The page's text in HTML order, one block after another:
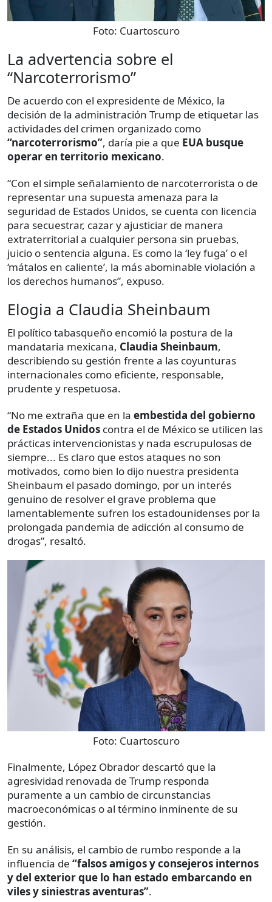
Foto: Cuartoscuro
La advertencia sobre el
“Narcoterrorismo”
De acuerdo con el expresidente de México, la
decisión de la administración Trump de etiquetar las
actividades del crimen organizado como
“narcoterrorismo”, daría pie a que EUA busque
operar en territorio mexicano.
“Con el simple señalamiento de narcoterrorista o de
representar una supuesta amenaza para la
seguridad de Estados Unidos, se cuenta con licencia
para secuestrar, cazar y ajusticiar de manera
extraterritorial a cualquier persona sin pruebas,
juicio o sentencia alguna. Es como la ‘ley fuga’ o el
‘mátalos en caliente’, la más abominable violación a
los derechos humanos”, expuso.
Elogia a Claudia Sheinbaum
El político tabasqueño encomió la postura de la
mandataria mexicana, Claudia Sheinbaum,
describiendo su gestión frente a las coyunturas
internacionales como eficiente, responsable,
prudente y respetuosa.
“No me extraña que en la embestida del gobierno
de Estados Unidos contra el de México se utilicen las
prácticas intervencionistas y nada escrupulosas de
siempre... Es claro que estos ataques no son
motivados, como bien lo dijo nuestra presidenta
Sheinbaum el pasado domingo, por un interés
genuino de resolver el grave problema que
lamentablemente sufren los estadounidenses por la
prolongada pandemia de adicción al consumo de
drogas”, resaltó.
Foto: Cuartoscuro
Finalmente, López Obrador descartó que la
agresividad renovada de Trump responda
puramente a un cambio de circunstancias
macroeconómicas o al término inminente de su
gestión.
En su análisis, el cambio de rumbo responde a la
influencia de “falsos amigos y consejeros internos
y del exterior que lo han estado embarcando en
viles y siniestras aventuras”.